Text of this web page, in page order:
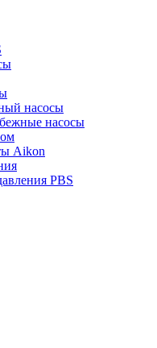
насосы
насосы
Aikon
PBS